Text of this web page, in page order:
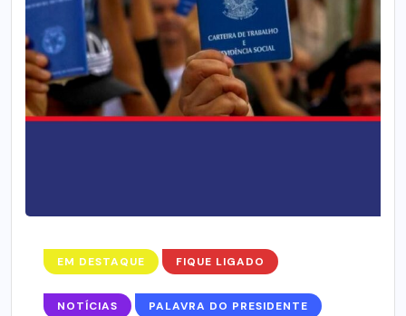
EM DESTAQUE FIQUE LIGADO
NOTÍCIAS PALAVRA DO PRESIDENTE